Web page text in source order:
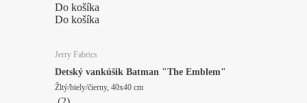
Do košíka
Do košíka
Jerry Fabrics
Detský vankúšik Batman "The Emblem"
Žltý/biely/čierny, 40x40 cm